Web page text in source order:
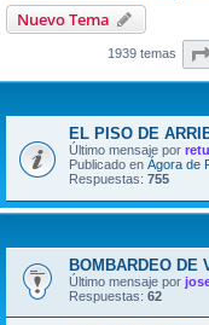
Nuevo Tema
1939 temas
EL PISO DE
Último mensaje por retu
Publicado en Ágora de
Respuestas: 755
BOMBARDEO DE
Último mensaje por
Respuestas: 62